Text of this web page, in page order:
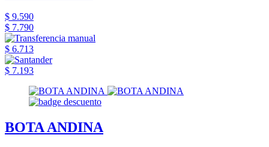
$ 9.590
$ 7.790
$ 6.713
$ 7.193
BOTA ANDINA